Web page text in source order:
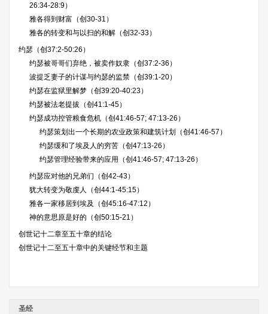
26:34-28:9）
雅各得到财富（创30-31）
雅各的转变和与以扫的和解（创32-33）
约瑟（创37:2-50:26）
约瑟被哥哥们弃绝，被卖作奴隶（创37:2-36）
波提乏妻子的计谋与约瑟的监禁（创39:1-20）
约瑟在监狱里解梦（创39:20-40:23）
约瑟被法老提拔（创41:1-45）
约瑟成功控管粮食危机（创41:46-57; 47:13-26）
约瑟策划出一个长期的农业政策和建筑计划（创41:46-57）
约瑟缓和了埃及人的穷苦（创47:13-26）
约瑟管理经验带来的应用（创41:46-57; 47:13-26）
约瑟应对他的兄弟们（创42-43）
犹大转变为敬虔人（创44:1-45:15）
雅各一家移居到埃及（创45:16-47:12）
神的意思原是好的（创50:15-21）
创世记十二章至五十章的结论
创世记十二至五十章中的关键经节和主题
圣经